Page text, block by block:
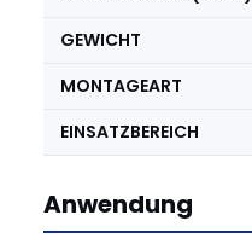
GEWICHT
MONTAGEART
EINSATZBEREICH
Anwendung